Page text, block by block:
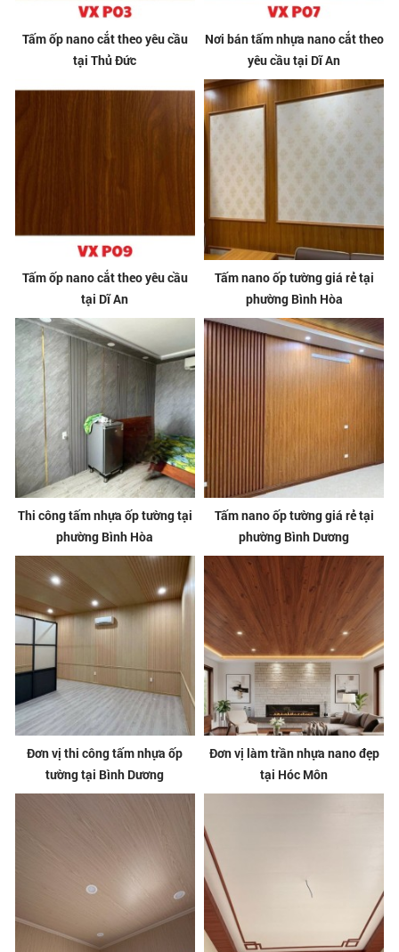
Tấm ốp nano cắt theo yêu cầu
tại Thủ Đức
Nơi bán tấm nhựa nano cắt theo
yêu cầu tại Dĩ An
Tấm ốp nano cắt theo yêu cầu
tại Dĩ An
Tấm nano ốp tường giá rẻ tại
phường Bình Hòa
Thi công tấm nhựa ốp tường tại
phường Bình Hòa
Tấm nano ốp tường giá rẻ tại
phường Bình Dương
Đơn vị thi công tấm nhựa ốp
tường tại Bình Dương
Đơn vị làm trần nhựa nano đẹp
tại Hóc Môn